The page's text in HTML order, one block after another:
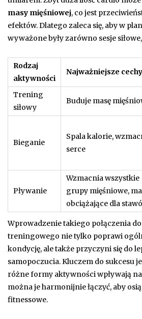
masy mięśniowej, co jest
efektów. Dlatego zaleca się, aby w
wyważone były zarówno sesje
Rodzaj
aktywności
Najważniejsze cechy
Trening
siłowy
Buduje masę
Bieganie
Spala kalorie,
serce
Pływanie
Wzmacnia wszystkie
grupy mięśniowe,
obciążające dla
Wprowadzenie takiego połączenia
treningowego nie tylko poprawi
kondycję, ale także przyczyni się do
samopoczucia. Kluczem do sukcesu
różne formy aktywności wpływają
można je harmonijnie łączyć, aby
fitnessowe.